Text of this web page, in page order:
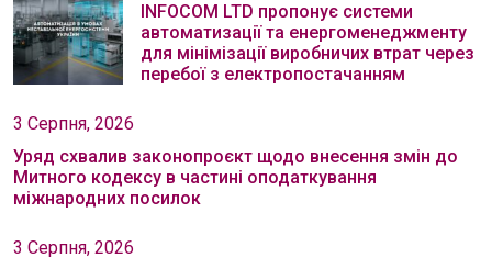
INFOCOM LTD пропонує системи
автоматизації та енергоменеджменту
для мінімізації виробничих втрат через
перебої з електропостачанням
3 Серпня, 2026
Уряд схвалив законопроєкт щодо внесення змін до
Митного кодексу в частині оподаткування
міжнародних посилок
3 Серпня, 2026